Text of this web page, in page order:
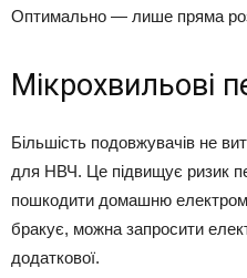
Оптимально — лише пряма
Мікрохвильові
Більшість подовжувачів не
для НВЧ. Це підвищує ризик
пошкодити домашню
бракує, можна запросити
додаткової.